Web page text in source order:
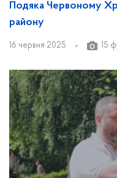
Подяка Червоному
району
16 червня 2025 15